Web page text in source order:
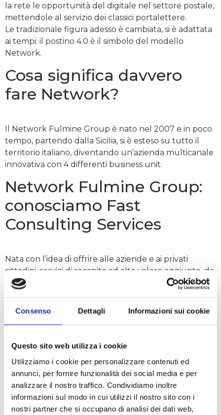
Consenso Dettagli Informazioni sui cookie
Questo sito web utilizza i cookie
Utilizziamo i cookie per personalizzare contenuti ed
annunci, per fornire funzionalità dei social media e per
analizzare il nostro traffico. Condividiamo inoltre
informazioni sul modo in cui utilizzi il nostro sito con i
nostri partner che si occupano di analisi dei dati web,
la rete le opportunità del digitale nel settore postale,
mettendole al servizio dei classici portalettere.
Le tradizionale figura adesso è cambiata, si è adattata
ai tempi: il postino 4.0 è il simbolo del modello
Network.
Cosa significa davvero
fare Network?
Il Network Fulmine Group è nato nel 2007 e in poco
tempo, partendo dalla Sicilia, si è esteso su tutto il
territorio italiano, diventando un’azienda multicanale
innovativa con 4 differenti business unit.
Network Fulmine Group:
conosciamo Fast
Consulting Services
Nata con l’idea di offrire alle aziende e ai privati
cittadini, servizi di recapito ad alto valore aggiunto, da
circa 5 anni l’azienda è entrata a far parte del
Network Fulmine Group:
Da circa 7 anni Sar Service fa parte del Network
Fulmine Group, trovando nella partnership una
possibilità di sviluppo ed una valorizzazione della
propria attività.